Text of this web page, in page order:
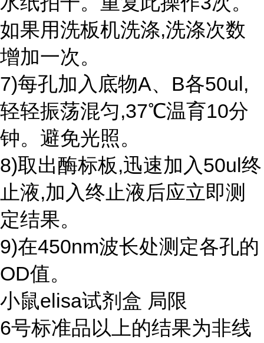
如果用洗板机洗涤,洗涤次数
增加一次。
7)每孔加入底物A、B各50ul,
轻轻振荡混匀,37℃温育10分
钟。避免光照。
8)取出酶标板,迅速加入50ul终
止液,加入终止液后应立即测
定结果。
9)在450nm波长处测定各孔的
OD值。
小鼠elisa试剂盒 局限
6号标准品以上的结果为非线